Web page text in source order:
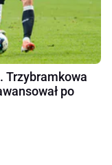
Trzybramkowa
po